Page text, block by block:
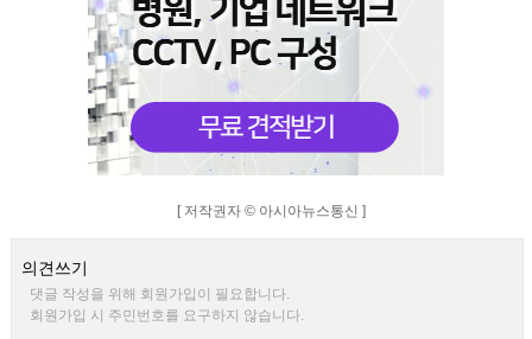
[ 저작권자 © 아시아뉴스통신 ]
의견쓰기
댓글 작성을 위해 회원가입이 필요합니다.
회원가입 시 주민번호를 요구하지 않습니다.